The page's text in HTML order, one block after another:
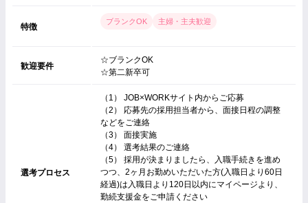
特徴
ブランクOK 主婦・主夫歓迎
歓迎要件
☆ブランクOK
☆第二新卒可
選考プロセス
（1） JOB×WORKサイト内からご応募
（2） 応募先の採用担当者から、面接日程の調整
などをご連絡
（3） 面接実施
（4） 選考結果のご連絡
（5） 採用が決まりましたら、入職手続きを進め
つつ、2ヶ月お勤めいただいた方(入職日より60日
経過)は入職日より120日以内にマイページより、
勤続支援金をご申請ください